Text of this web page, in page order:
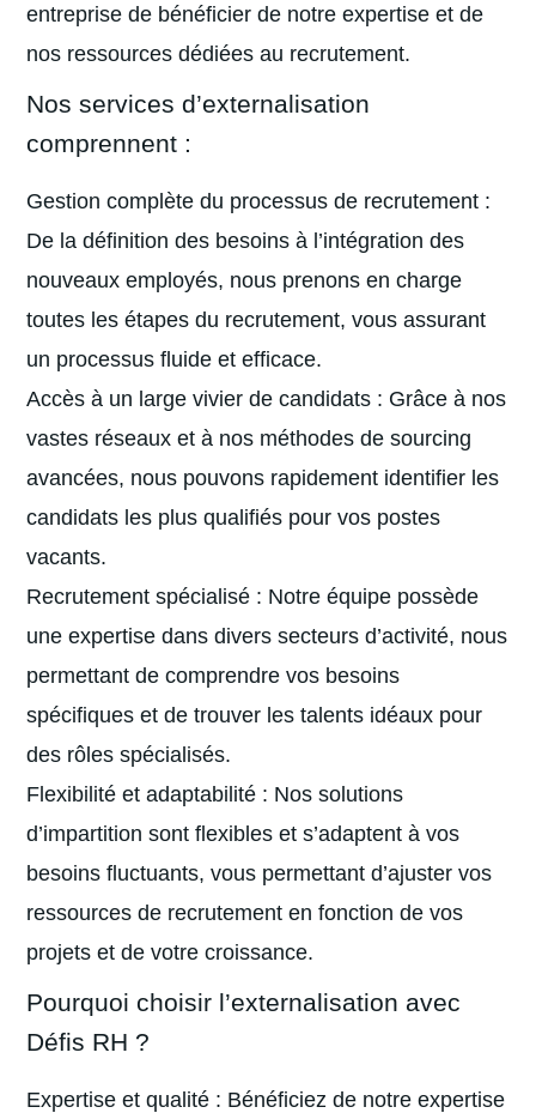
entreprise de bénéficier de notre expertise et de
nos ressources dédiées au recrutement.
Nos services d’externalisation
comprennent :
Gestion complète du processus de recrutement :
De la définition des besoins à l’intégration des
nouveaux employés, nous prenons en charge
toutes les étapes du recrutement, vous assurant
un processus fluide et efficace.
Accès à un large vivier de candidats : Grâce à nos
vastes réseaux et à nos méthodes de sourcing
avancées, nous pouvons rapidement identifier les
candidats les plus qualifiés pour vos postes
vacants.
Recrutement spécialisé : Notre équipe possède
une expertise dans divers secteurs d’activité, nous
permettant de comprendre vos besoins
spécifiques et de trouver les talents idéaux pour
des rôles spécialisés.
Flexibilité et adaptabilité : Nos solutions
d’impartition sont flexibles et s’adaptent à vos
besoins fluctuants, vous permettant d’ajuster vos
ressources de recrutement en fonction de vos
projets et de votre croissance.
Pourquoi choisir l’externalisation avec
Défis RH ?
Expertise et qualité : Bénéficiez de notre expertise